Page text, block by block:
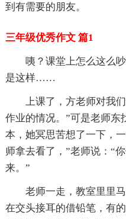
到有需要的朋友。
三年级优秀作文 篇1
咦？课堂上怎么这么
是这样……
上课了，方老师对我
作业的情况。”可是老师东
本，她冥思苦想了一下，
师拿去看了，”老师说：“
来。”
老师一走，教室里里
在交头接耳的借铅笔，有